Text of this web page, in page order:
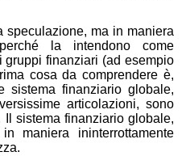
speculazione, ma in maniera
la intendono come
finanziari (ad esempio
cosa da comprendere è,
sistema finanziario globale,
articolazioni, sono
sistema finanziario globale,
maniera ininterrottamente